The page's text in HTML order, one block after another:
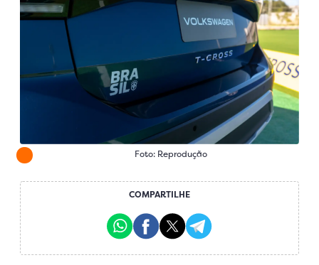
Foto: Reprodução
COMPARTILHE